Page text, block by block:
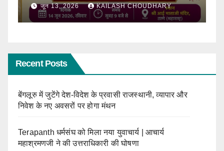
जून 13, 2026 KAILASH CHOUDHARY
Recent Posts
बेंगलूरु में जुटेंगे देश-विदेश के प्रवासी राजस्थानी, व्यापार और
निवेश के नए अवसरों पर होगा मंथन
Terapanth धर्मसंघ को मिला नया युवाचार्य | आचार्य
महाश्रमणजी ने की उत्तराधिकारी की घोषणा